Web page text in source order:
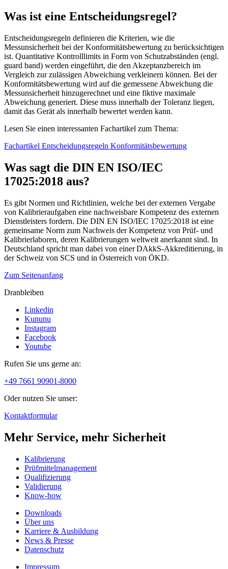
Was ist eine Entscheidungsregel?
Entscheidungsregeln definieren die Kriterien, wie die
Messunsicherheit bei der Konformitätsbewertung zu berücksichtigen
ist. Quantitative Kontrolllimits in Form von Schutzabständen (engl.
guard band) werden eingeführt, die den Akzeptanzbereich im
Vergleich zur zulässigen Abweichung verkleinern können. Bei der
Konformitätsbewertung wird auf die gemessene Abweichung die
Messunsicherheit hinzugerechnet und eine fiktive maximale
Abweichung generiert. Diese muss innerhalb der Toleranz liegen,
damit das Gerät als innerhalb bewertet werden kann.
Lesen Sie einen interessanten Fachartikel zum Thema:
Fachartikel Entscheidungsregeln Konformitätsbewertung
Was sagt die DIN EN ISO/IEC
17025:2018 aus?
Es gibt Normen und Richtlinien, welche bei der externen Vergabe
von Kalibrieraufgaben eine nachweisbare Kompetenz des externen
Dienstleisters fordern. Die DIN EN ISO/IEC 17025:2018 ist eine
gemeinsame Norm zum Nachweis der Kompetenz von Prüf- und
Kalibrierlaboren, deren Kalibrierungen weltweit anerkannt sind. In
Deutschland spricht man dabei von einer DAkkS-Akkreditierung, in
der Schweiz von SCS und in Österreich von ÖKD.
Zum Seitenanfang
Dranbleiben
Linkedin
Kununu
Instagram
Facebook
Youtube
Rufen Sie uns gerne an:
+49 7661 90901-8000
Oder nutzen Sie unser:
Kontaktformular
Mehr Service, mehr Sicherheit
Kalibrierung
Prüfmittelmanagement
Qualifizierung
Validierung
Know-how
Downloads
Über uns
Karriere & Ausbildung
News & Presse
Datenschutz
Impressum